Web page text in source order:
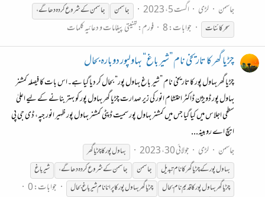
جاسمن
لڑی اگست 5، 2023 جاسمن جاسمنکےشروعکردہدھاگے،
سحر کائنات
جوابات: 8 فورم:تہنیتی پیغامات و دعائیہ کلمات
چڑیا گھر کا تاریخی نام ”شیر باغ“ بہاولپور دوبارہ بحال
چڑیا گھر بہاول پور کا تاریخی نام ”شیر باغ بہاول پور“ بحال کر دیا گیا ہے۔اس بات کا فیصلہ کمشنر
بہاول پور ڈویژن ڈاکٹر احتشام انور کی زیر صدارت چڑیا گھر بہاول پور کو بہتر بنانے کے لیے اعلیٰ
سطحی اجلاس میں کیا گیا جس میں کمشنر بہاول پور سمیت ڈپٹی کمشنر بہاول پور ظہیر انور جپہ، ڈی جی پی
ایچ اے روبینہ...
جاسمن
لڑی جولائی 30، 2023
بہاول پور کا چڑیا گھر
بہاول پورکےچڑیا گھر کا نام تبدیل جاسمن جاسمنکےشروعکردہدھاگے،
شیر باغ
چڑیا گھر بہاول پور کا قدیم نام بحال
چڑیا گھر بہاول پور کا پرانا نام شیر باغ بحال
جوابات: 0